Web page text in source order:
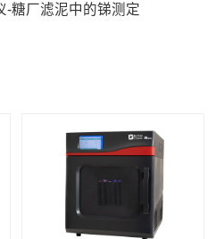
-糖厂滤泥中的锑测定